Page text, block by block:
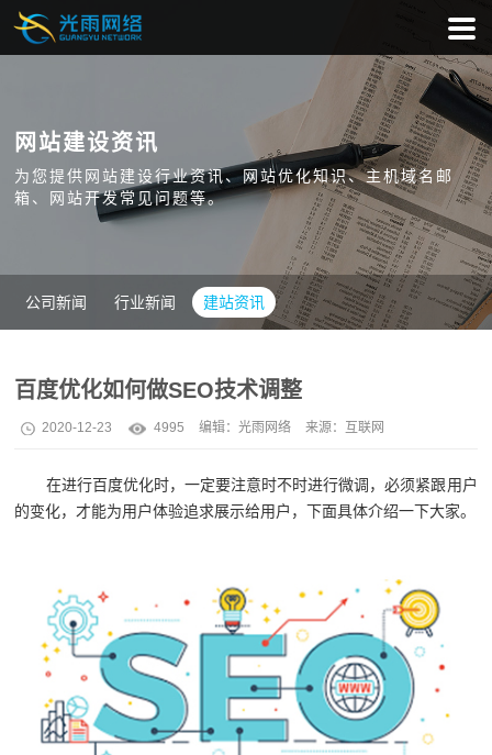
网站建设资讯
为您提供网站建设行业资讯、网站优化知识、主机域名邮
箱、网站开发常见问题等。
公司新闻 行业新闻 建站资讯
百度优化如何做SEO技术调整
2020-12-23 4995 编辑：光雨网络 来源：互联网
在进行百度优化时，一定要注意时不时进行微调，必须紧跟用户
的变化，才能为用户体验追求展示给用户，下面具体介绍一下大家。